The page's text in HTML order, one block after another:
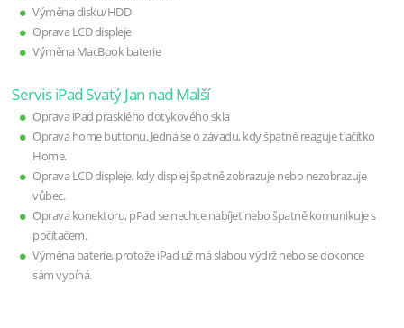
Výměna disku/HDD
Oprava LCD displeje
Výměna MacBook baterie
Servis iPad Svatý Jan nad Malší
Oprava iPad prasklého dotykového skla
Oprava home buttonu. Jedná se o závadu, kdy špatně reaguje tlačítko
Home.
Oprava LCD displeje, kdy displej špatně zobrazuje nebo nezobrazuje
vůbec.
Oprava konektoru, pPad se nechce nabíjet nebo špatně komunikuje s
počítačem.
Výměna baterie, protože iPad už má slabou výdrž nebo se dokonce
sám vypíná.